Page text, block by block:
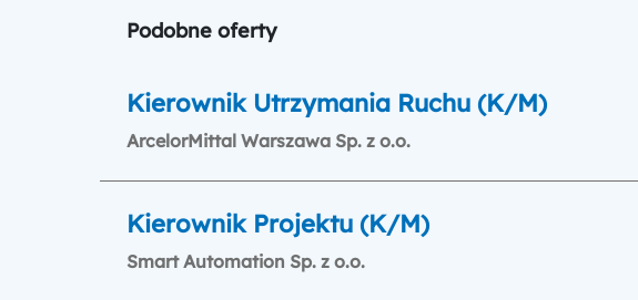
Podobne oferty
Kierownik Utrzymania Ruchu (K/M)
ArcelorMittal Warszawa Sp. z o.o.
Kierownik Projektu (K/M)
Smart Automation Sp. z o.o.